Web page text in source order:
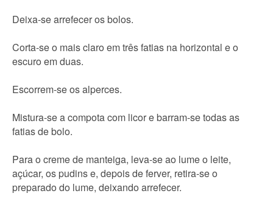
Deixa-se arrefecer os bolos.
Corta-se o mais claro em três fatias na horizontal e o
escuro em duas.
Escorrem-se os alperces.
Mistura-se a compota com licor e barram-se todas as
fatias de bolo.
Para o creme de manteiga, leva-se ao lume o leite,
açúcar, os pudins e, depois de ferver, retira-se o
preparado do lume, deixando arrefecer.